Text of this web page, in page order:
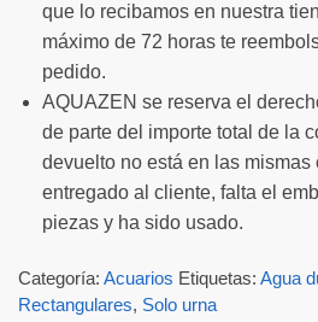
que lo recibamos en nuestra
máximo de 72 horas te
pedido.
AQUAZEN se reserva el
de parte del importe total de la
devuelto no está en las
entregado al cliente, falta el
piezas y ha sido usado.
Categoría: Acuarios Etiquetas: Agua
Rectangulares, Solo urna